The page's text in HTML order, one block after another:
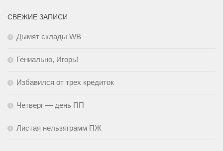
СВЕЖИЕ ЗАПИСИ
Дымят склады WB
Гениально, Игорь!
Избавился от трех кредиток
Четверг — день ПП
Листая нельзяграмм ПЖ